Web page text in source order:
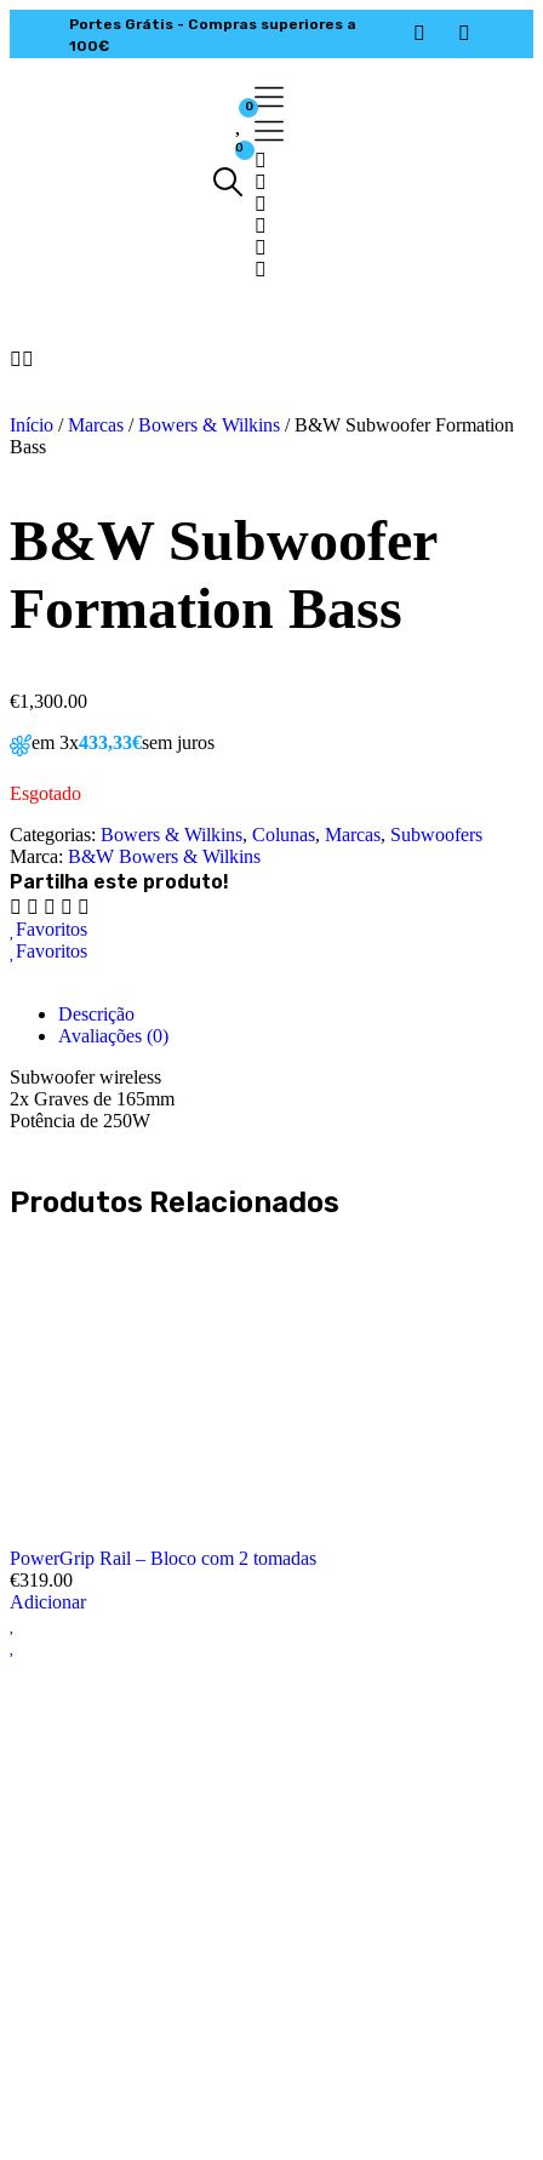
Portes Grátis - Compras superiores a
100€
0
0
Início /Marcas /Bowers & Wilkins / B&W Subwoofer Formation
Bass
B&W Subwoofer
Formation Bass
€1,300.00
em 3x433,33€sem juros
Esgotado
Categorias: Bowers & Wilkins, Colunas, Marcas, Subwoofers
Marca: B&W Bowers & Wilkins
Partilha este produto!
Favoritos
Favoritos
Descrição
Avaliações (0)
Subwoofer wireless
2x Graves de 165mm
Potência de 250W
Produtos Relacionados
PowerGrip Rail – Bloco com 2 tomadas
€319.00
Adicionar